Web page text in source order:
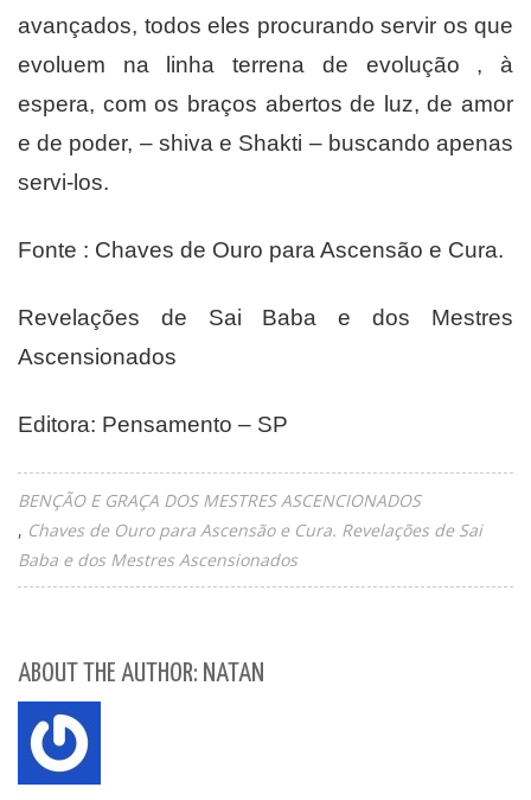
avançados, todos eles procurando servir os que
evoluem na linha terrena de evolução , à
espera, com os braços abertos de luz, de amor
e de poder, – shiva e Shakti – buscando apenas
servi-los.
Fonte : Chaves de Ouro para Ascensão e Cura.
Revelações de Sai Baba e dos Mestres
Ascensionados
Editora: Pensamento – SP
BENÇÃO E GRAÇA DOS MESTRES ASCENCIONADOS
Chaves de Ouro para Ascensão e Cura. Revelações de Sai
Baba e dos Mestres Ascensionados
ABOUT THE AUTHOR: NATAN